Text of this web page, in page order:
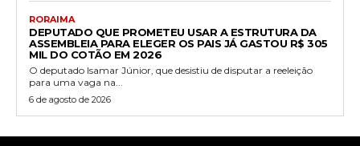
RORAIMA
DEPUTADO QUE PROMETEU USAR A ESTRUTURA DA
ASSEMBLEIA PARA ELEGER OS PAIS JÁ GASTOU R$ 305
MIL DO COTÃO EM 2026
O deputado Isamar Júnior, que desistiu de disputar a reeleição
para uma vaga na...
6 de agosto de 2026